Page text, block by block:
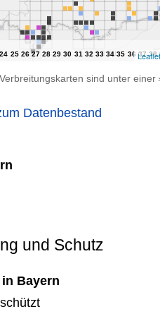
Leaflet
sind unter einer
Datenbestand
und Schutz
Bayern